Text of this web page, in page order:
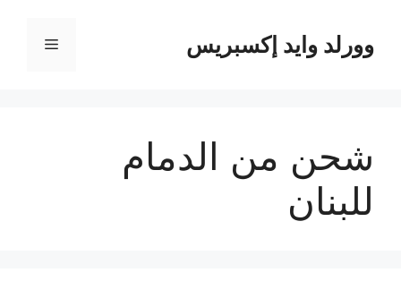
المحتوىوورلد وايد إكسبريس القائمة
شحن من الدمام
للبنان